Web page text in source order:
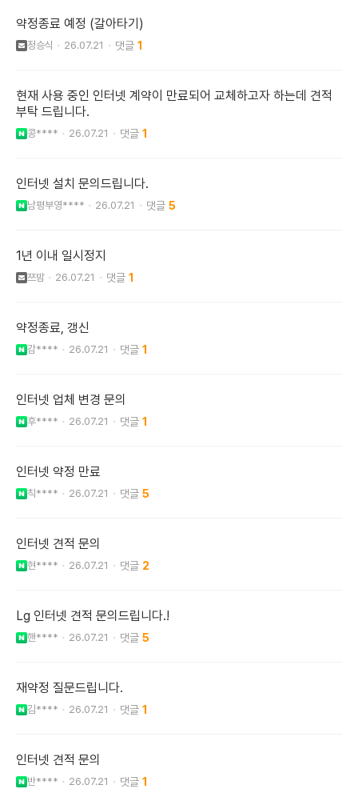
약정종료 예정 (갈아타기)
정승식 26.07.21 1
현재 사용 중인 인터넷 계약이 만료되어 교체하고자 하는데 견적
부탁 드립니다.
콩**** 26.07.21 1
인터넷 설치 문의드립니다.
남평부영**** 26.07.21 5
1년 이내 일시정지
쯔밤 26.07.21 1
약정종료, 갱신
감**** 26.07.21 1
인터넷 업체 변경 문의
후**** 26.07.21 1
인터넷 약정 만료
칙**** 26.07.21 5
인터넷 견적 문의
현**** 26.07.21 2
Lg 인터넷 견적 문의드립니다.!
핸**** 26.07.21 5
재약정 질문드립니다.
김**** 26.07.21 1
인터넷 견적 문의
반**** 26.07.21 1